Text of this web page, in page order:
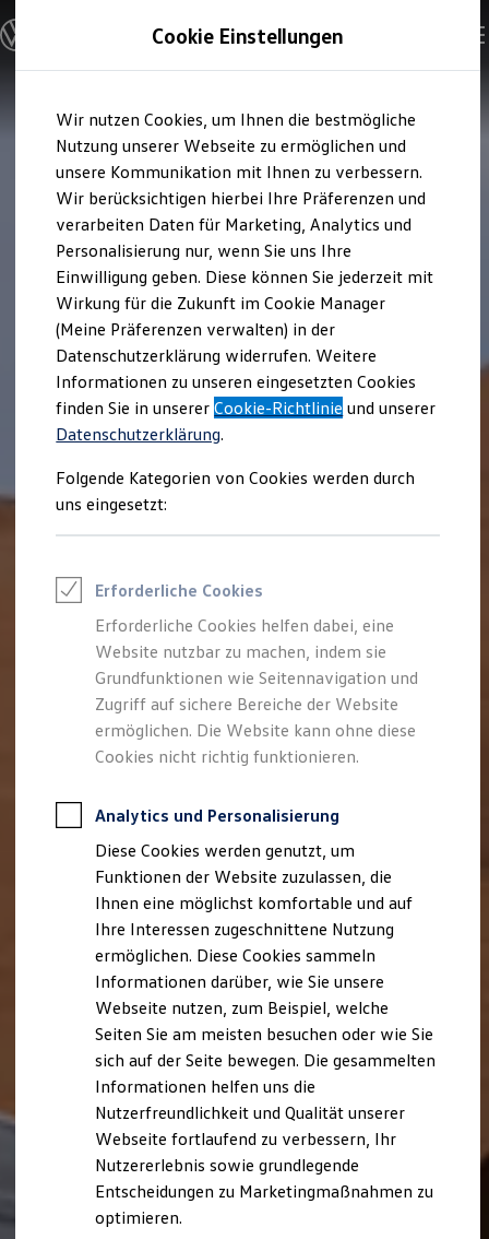
Hauptinhalt
springen
Footer
springen
Modelle & Konfigurator
Nutzfahrzeugkategorien entdecken
Modelle konfigurieren
Vorgängermodelle und Oldtimer
Vorgängermodelle
Oldtimer
Bulli Historie
Branchenlösungen & Gewerbekunden
Umbaulösungen und Hersteller finden
Auf- und Umbauten entdecken & konfigurieren
Groß- und Sonderkunden
Großkunden
Kommunen & Behörden
Journalisten
Sportvereine
Branchenlösungen
Bau & Handwerk
Gewerbliche Personenbeförderung
Service & mobile Werkstätten
Kurier, Logistik & Handel
Feuerwehr
Rettungsdienste
ONE Business ID Vorteile
Fahrzeugsuche & Marktplatz
Digitaler Marktplatz
Kauf & Finanzierung
Online-Fahrzeugbewertung
Aktionen & Angebote
E-Auto-Förderung
Für Privatkunden
Für Gewerbekunden
Profi Paket
TopDeal
Zertifizierte Gebrauchtwagen
Für Privatkunden
Für Gewerbekunden
Leasing
Für Privatkunden
Für Gewerbekunden
Versicherungen & Garantien
Garantien
Kfz-Versicherung für Nutzfahrzeuge
Restschuldversicherung
Wartungsverträge
Besitzer & Service
Reparatur & Service
Sommer-Special
Reparatur, Pflege & Inspektion
Servicetermin anfragen
Service-Vorteile bei Volkswagen Nutzfahrzeuge
ServicePlus
Economy Service
Räder & Reifen Service
Ersatzfahrzeuge
Cookie Einstellungen
Wir nutzen Cookies, um Ihnen die bestmögliche
Nutzung unserer Webseite zu ermöglichen und
unsere Kommunikation mit Ihnen zu verbessern.
Wir berücksichtigen hierbei Ihre Präferenzen und
verarbeiten Daten für Marketing, Analytics und
Personalisierung nur, wenn Sie uns Ihre
Einwilligung geben. Diese können Sie jederzeit mit
Wirkung für die Zukunft im Cookie Manager
(Meine Präferenzen verwalten) in der
Datenschutzerklärung widerrufen. Weitere
Informationen zu unseren eingesetzten Cookies
finden Sie in unsererCookie-Richtlinie und unserer
Datenschutzerklärung.
Folgende Kategorien von Cookies werden durch
uns eingesetzt:
Erforderliche Cookies
Erforderliche Cookies helfen dabei, eine
Website nutzbar zu machen, indem sie
Grundfunktionen wie Seitennavigation und
Zugriff auf sichere Bereiche der Website
ermöglichen. Die Website kann ohne diese
Cookies nicht richtig funktionieren.
Analytics und Personalisierung
Diese Cookies werden genutzt, um
Funktionen der Website zuzulassen, die
Ihnen eine möglichst komfortable und auf
Ihre Interessen zugeschnittene Nutzung
ermöglichen. Diese Cookies sammeln
Informationen darüber, wie Sie unsere
Webseite nutzen, zum Beispiel, welche
Seiten Sie am meisten besuchen oder wie Sie
sich auf der Seite bewegen. Die gesammelten
Informationen helfen uns die
Nutzerfreundlichkeit und Qualität unserer
Webseite fortlaufend zu verbessern, Ihr
Nutzererlebnis sowie grundlegende
Entscheidungen zu Marketingmaßnahmen zu
optimieren.